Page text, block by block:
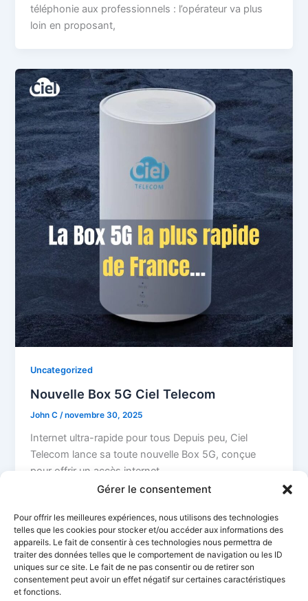
Gérer le consentement
Pour offrir les meilleures expériences, nous utilisons des technologies
telles que les cookies pour stocker et/ou accéder aux informations des
appareils. Le fait de consentir à ces technologies nous permettra de
traiter des données telles que le comportement de navigation ou les ID
uniques sur ce site. Le fait de ne pas consentir ou de retirer son
consentement peut avoir un effet négatif sur certaines caractéristiques
et fonctions.
téléphonie aux professionnels : l’opérateur va plus
loin en proposant,
Uncategorized
Nouvelle Box 5G Ciel Telecom
John C/novembre 30, 2025
Internet ultra-rapide pour tous Depuis peu, Ciel
Telecom lance sa toute nouvelle Box 5G, conçue
pour offrir un accès internet
←Précédent 1 2 3 …
26
Suivant